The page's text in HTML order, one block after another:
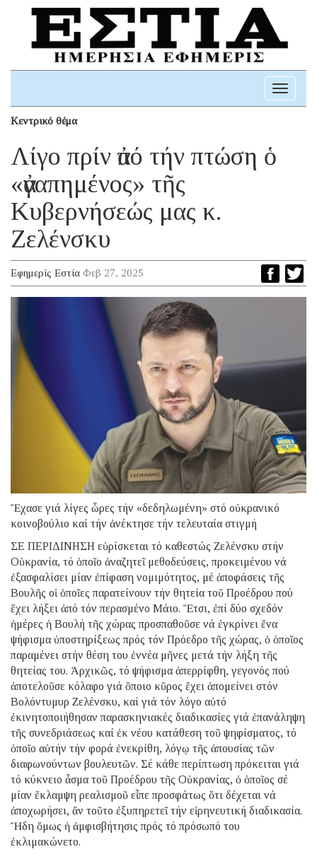
Toggle
Κεντρικό θέμα
Λίγο πρίν ἀπό τήν πτώση ὁ
«ἀγαπημένος» τῆς
Κυβερνήσεώς μας κ.
Ζελένσκυ
Εφημερίς Εστία Φεβ 27, 2025
Ἔχασε γιά λίγες ὧρες τήν «δεδηλωμένη» στό οὐκρανικό
κοινοβούλιο καί τήν ἀνέκτησε τήν τελευταία στιγμή
ΣΕ ΠΕΡΙΔΙΝΗΣΗ εὑρίσκεται τό καθεστώς Ζελένσκυ στήν
Οὐκρανία, τό ὁποῖο ἀναζητεῖ μεθοδεύσεις, προκειμένου νά
ἐξασφαλίσει μίαν ἐπίφαση νομιμότητος, μέ ἀποφάσεις τῆς
Βουλῆς οἱ ὁποῖες παρατείνουν τήν θητεία τοῦ Προέδρου πού
ἔχει λήξει ἀπό τόν περασμένο Μάιο. Ἔτσι, ἐπί δύο σχεδόν
ἡμέρες ἡ Βουλή τῆς χώρας προσπαθοῦσε νά ἐγκρίνει ἕνα
ψήφισμα ὑποστηρίξεως πρός τόν Πρόεδρο τῆς χώρας, ὁ ὁποῖος
παραμένει στήν θέση του ἐννέα μῆνες μετά τήν λήξη τῆς
θητείας του. Ἀρχικῶς, τό ψήφισμα ἀπερρίφθη, γεγονός πού
ἀποτελοῦσε κόλαφο γιά ὅποιο κῦρος ἔχει ἀπομείνει στόν
Βολόντυμυρ Ζελένσκυ, καί γιά τόν λόγο αὐτό
ἐκινητοποιήθησαν παρασκηνιακές διαδικασίες γιά ἐπανάληψη
τῆς συνεδριάσεως καί ἐκ νέου κατάθεση τοῦ ψηφίσματος, τό
ὁποῖο αὐτήν τήν φορά ἐνεκρίθη, λόγῳ τῆς ἀπουσίας τῶν
διαφωνούντων βουλευτῶν. Σέ κάθε περίπτωση πρόκειται γιά
τό κύκνειο ἆσμα τοῦ Προέδρου τῆς Οὐκρανίας, ὁ ὁποῖος σέ
μίαν ἔκλαμψη ρεαλισμοῦ εἶπε προσφάτως ὅτι δέχεται νά
ἀποχωρήσει, ἄν τοῦτο ἐξυπηρετεῖ τήν εἰρηνευτική διαδικασία.
Ἤδη ὅμως ἡ ἀμφισβήτησις πρός τό πρόσωπό του
ἐκλιμακώνετο.